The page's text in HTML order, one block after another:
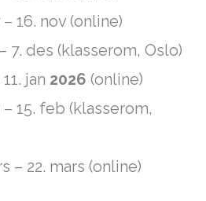
– 16. nov (online)
7. des (klasserom, Oslo)
jan 2026 (online)
– 15. feb (klasserom,
– 22. mars (online)